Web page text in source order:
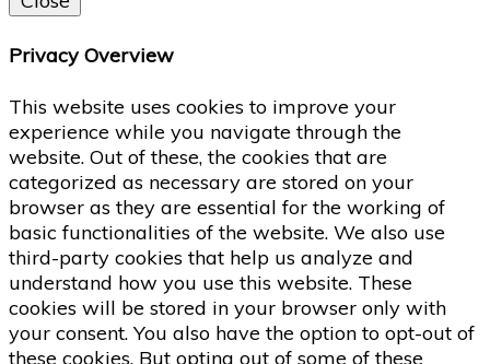
Privacy Overview
This website uses cookies to improve your
experience while you navigate through the
website. Out of these, the cookies that are
categorized as necessary are stored on your
browser as they are essential for the working of
basic functionalities of the website. We also use
third-party cookies that help us analyze and
understand how you use this website. These
cookies will be stored in your browser only with
your consent. You also have the option to opt-out of
these cookies. But opting out of some of these